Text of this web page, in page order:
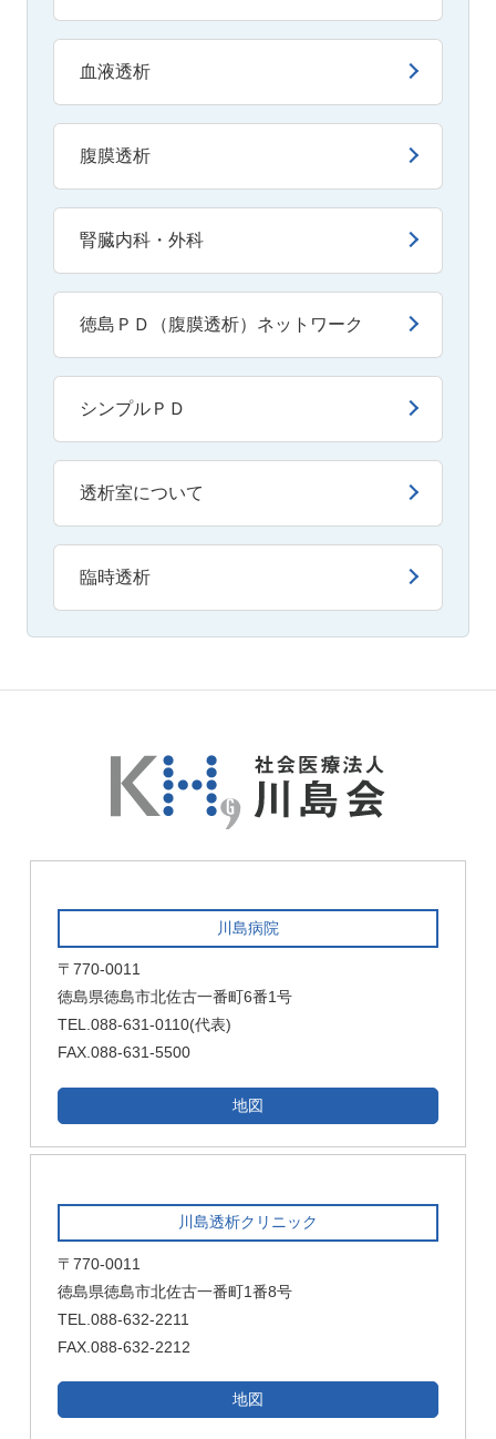
血液透析
腹膜透析
腎臓内科・外科
徳島ＰＤ（腹膜透析）ネットワーク
シンプルＰＤ
透析室について
臨時透析
川島病院
〒770-0011
徳島県徳島市北佐古一番町6番1号
TEL.088-631-0110(代表)
FAX.088-631-5500
地図
川島透析クリニック
〒770-0011
徳島県徳島市北佐古一番町1番8号
TEL.088-632-2211
FAX.088-632-2212
地図